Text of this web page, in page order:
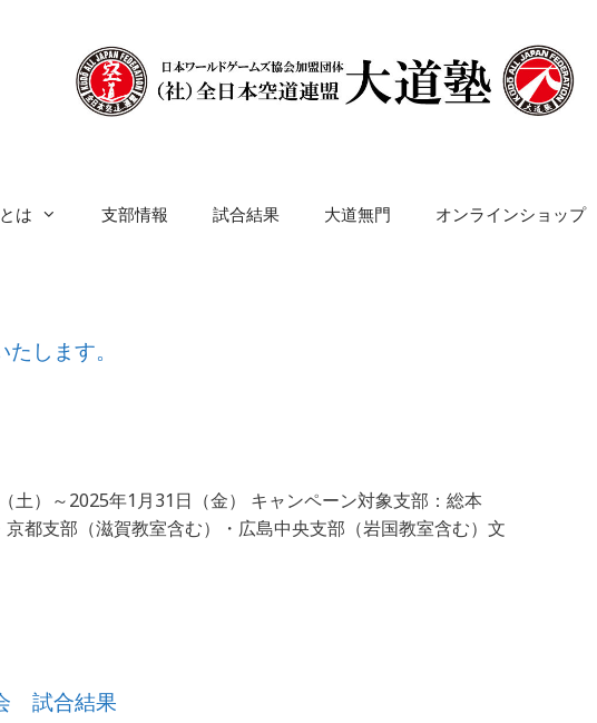
は 支部情報 試合結果 大道無門 オンラインショップ
します。
土）～2025年1月31日（金） キャンペーン対象支部：総本
都支部（滋賀教室含む）・広島中央支部（岩国教室含む）文
試合結果